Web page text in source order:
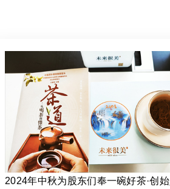
2024年中秋为股东们奉一碗好茶·创